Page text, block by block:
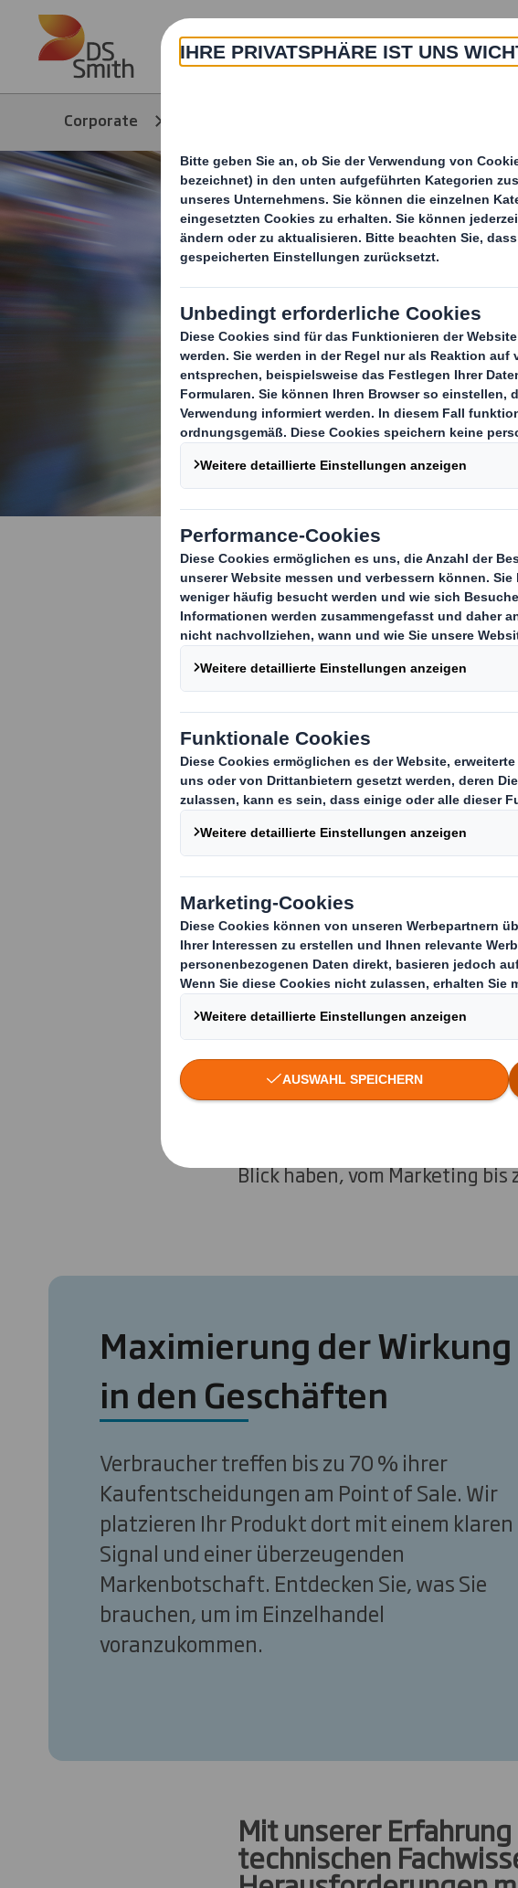
Skip to main content
Corporate Point of
Heben Sie sich
innovativen,
Lösungen ab
In der komplexen und
müssen Sie sofort
und Standard-POS-
Ihrer Kunden auf sich,
der Spitze.
Wir verfügen über
entwickeln intelligente,
Blick haben, vom Marketing bis
Maximierung der Wirkung
in den Geschäften
Verbraucher treffen bis zu 70 % ihrer
Kaufentscheidungen am Point of Sale. Wir
platzieren Ihr Produkt dort mit einem klaren
Signal und einer überzeugenden
Markenbotschaft. Entdecken Sie, was Sie
brauchen, um im Einzelhandel
voranzukommen.
Mit unserer
technischen